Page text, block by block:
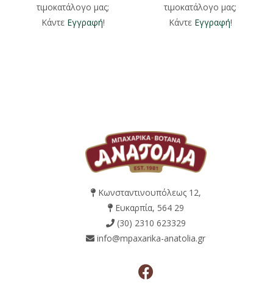
τιμοκατάλογο μας;
Κάντε Εγγραφή!
τιμοκατάλογο μας;
Κάντε Εγγραφή!
Κωνσταντινουπόλεως 12,
Ευκαρπία, 564 29
(30) 2310 623329
info@mpaxarika-anatolia.gr